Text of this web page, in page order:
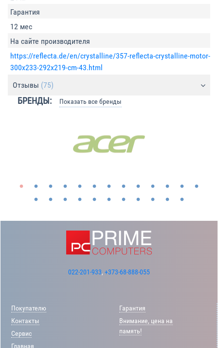
Гарантия
12 мес
На сайте производителя
https://reflecta.de/en/crystalline/357-reflecta-crystalline-motor-
300x233-292x219-cm-43.html
Отзывы (75)
БРЕНДЫ: Показать все бренды
022-201-933, +373-68-888-055
Покупателю
Контакты
Сервис
Главная
Гарантия
Внимание, цена на
память!